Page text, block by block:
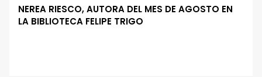
NEREA RIESCO, AUTORA DEL MES DE AGOSTO EN
LA BIBLIOTECA FELIPE TRIGO